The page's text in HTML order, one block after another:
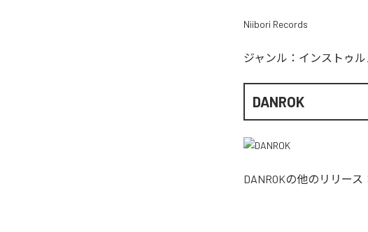
Niibori Records
ジャンル： インストゥ
DANROK
DANROKの他のリリース